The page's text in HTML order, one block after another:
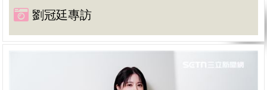
劉冠廷專訪